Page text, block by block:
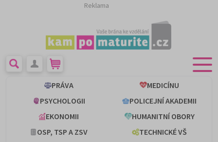
Reklama
PRÁVA
MEDICÍNU
PSYCHOLOGII
POLICEJNÍ AKADEMII
EKONOMII
HUMANITNÍ OBORY
OSP, TSP A ZSV
TECHNICKÉ VŠ